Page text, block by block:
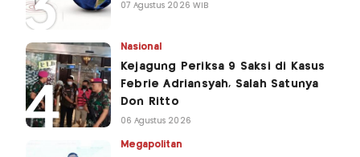
07 Agustus 2026 WIB
Nasional
Kejagung Periksa 9 Saksi di Kasus
Febrie Adriansyah, Salah Satunya
Don Ritto
06 Agustus 2026
Megapolitan